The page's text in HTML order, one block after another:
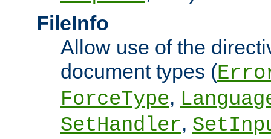
FileInfo
Allow use of the
document types (
ForceType,
SetHandler,